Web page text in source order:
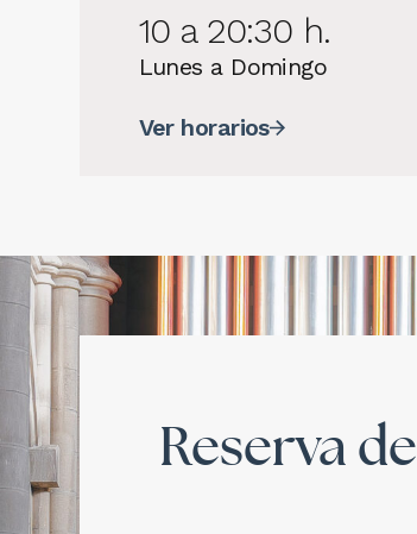
10 a 20:30 h.
Lunes a Domingo
Ver horarios
Reserva de